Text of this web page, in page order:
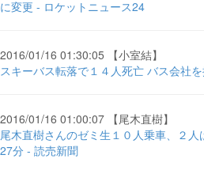
に変更 - ロケットニュース24
2016/01/16 01:30:05 【小室結】
スキーバス転落で１４人死亡 バス会社
2016/01/16 01:00:07 【尾木直樹】
尾木直樹さんのゼミ生１０人乗車、２
27分 - 読売新聞